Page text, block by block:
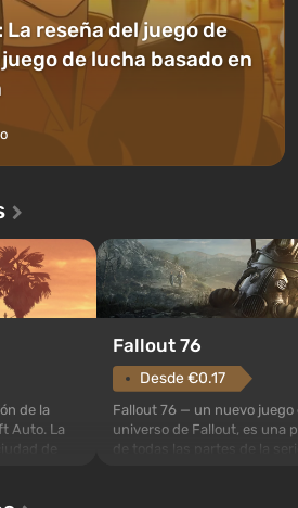
reseña del juego de
de lucha basado en
de la
Auto. La
de
Fallout 76
Desde €0.17
Fallout 76 — un nuevo juego
universo de Fallout, es una
de todas las partes de la